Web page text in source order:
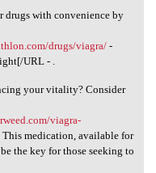
drugs
drugs with convenience by
drugs/viagra/-
URL - .
your vitality? Consider
viagra-
medication, available for
the key for those seeking to